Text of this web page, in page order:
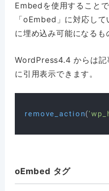
Embedを使用すること
「oEmbed」に対応し
に埋め込み可能になるも
WordPress4.4 からは記
に引用表示できます。
remove_action(
oEmbed タグ